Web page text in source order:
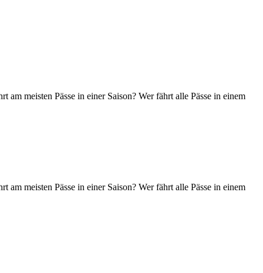
meisten Pässe in einer Saison? Wer fährt alle Pässe in einem
meisten Pässe in einer Saison? Wer fährt alle Pässe in einem